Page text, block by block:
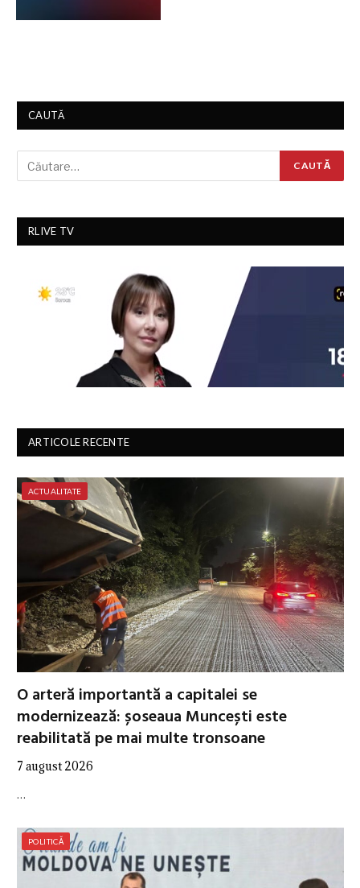
CAUTĂ
RLIVE TV
ARTICOLE RECENTE
ACTUALITATE
O arteră importantă a capitalei se
modernizează: șoseaua Muncești este
reabilitată pe mai multe tronsoane
7 august 2026
…
POLITICĂ